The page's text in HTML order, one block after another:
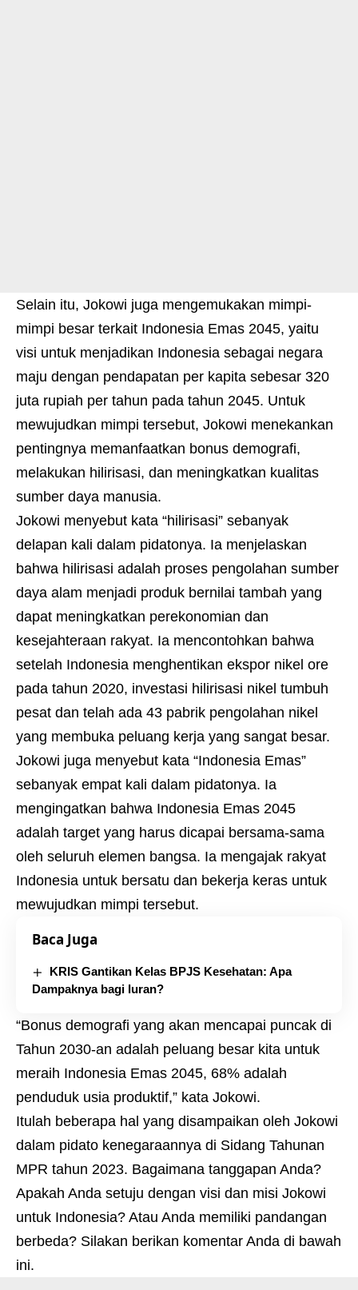
Selain itu, Jokowi juga mengemukakan mimpi-
mimpi besar terkait Indonesia Emas 2045, yaitu
visi untuk menjadikan Indonesia sebagai negara
maju dengan pendapatan per kapita sebesar 320
juta rupiah per tahun pada tahun 2045. Untuk
mewujudkan mimpi tersebut, Jokowi menekankan
pentingnya memanfaatkan bonus demografi,
melakukan hilirisasi, dan meningkatkan kualitas
sumber daya manusia.
Jokowi menyebut kata “hilirisasi” sebanyak
delapan kali dalam pidatonya. Ia menjelaskan
bahwa hilirisasi adalah proses pengolahan sumber
daya alam menjadi produk bernilai tambah yang
dapat meningkatkan perekonomian dan
kesejahteraan rakyat. Ia mencontohkan bahwa
setelah Indonesia menghentikan ekspor nikel ore
pada tahun 2020, investasi hilirisasi nikel tumbuh
pesat dan telah ada 43 pabrik pengolahan nikel
yang membuka peluang kerja yang sangat besar.
Jokowi juga menyebut kata “Indonesia Emas”
sebanyak empat kali dalam pidatonya. Ia
mengingatkan bahwa Indonesia Emas 2045
adalah target yang harus dicapai bersama-sama
oleh seluruh elemen bangsa. Ia mengajak rakyat
Indonesia untuk bersatu dan bekerja keras untuk
mewujudkan mimpi tersebut.
Baca Juga
KRIS Gantikan Kelas BPJS Kesehatan: Apa
Dampaknya bagi Iuran?
“Bonus demografi yang akan mencapai puncak di
Tahun 2030-an adalah peluang besar kita untuk
meraih Indonesia Emas 2045, 68% adalah
penduduk usia produktif,” kata Jokowi.
Itulah beberapa hal yang disampaikan oleh Jokowi
dalam pidato kenegaraannya di Sidang Tahunan
MPR tahun 2023. Bagaimana tanggapan Anda?
Apakah Anda setuju dengan visi dan misi Jokowi
untuk Indonesia? Atau Anda memiliki pandangan
berbeda? Silakan berikan komentar Anda di bawah
ini.